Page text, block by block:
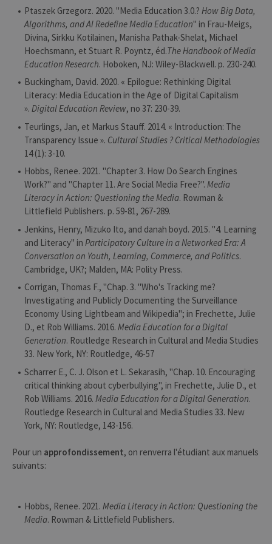
Ptaszek Grzegorz. 2020. "Media Education 3.0.? How Big Data,
Algorithms, and AI Redefine Media Education" in Frau-Meigs,
Divina, Sirkku Kotilainen, Manisha Pathak-Shelat, Michael
Hoechsmann, et Stuart R. Poyntz, éd.The Handbook of Media
Education Research. Hoboken, NJ: Wiley-Blackwell. p. 230-240.
Buckingham, David. 2020. « Epilogue: Rethinking Digital
Literacy: Media Education in the Age of Digital Capitalism
». Digital Education Review, no 37: 230-39.
Teurlings, Jan, et Markus Stauff. 2014. « Introduction: The
Transparency Issue ». Cultural Studies ? Critical Methodologies
14 (1): 3-10.
Hobbs, Renee. 2021. "Chapter 3. How Do Search Engines
Work?" and "Chapter 11. Are Social Media Free?". Media
Literacy in Action: Questioning the Media. Rowman &
Littlefield Publishers. p. 59-81, 267-289.
Jenkins, Henry, Mizuko Ito, and danah boyd. 2015. "4. Learning
and Literacy" in Participatory Culture in a Networked Era: A
Conversation on Youth, Learning, Commerce, and Politics.
Cambridge, UK?; Malden, MA: Polity Press.
Corrigan, Thomas F., "Chap. 3. "Who's Tracking me?
Investigating and Publicly Documenting the Surveillance
Economy Using Lightbeam and Wikipedia"; in Frechette, Julie
D., et Rob Williams. 2016. Media Education for a Digital
Generation. Routledge Research in Cultural and Media Studies
33. New York, NY: Routledge, 46-57
Scharrer E., C. J. Olson et L. Sekarasih, "Chap. 10. Encouraging
critical thinking about cyberbullying", in Frechette, Julie D., et
Rob Williams. 2016. Media Education for a Digital Generation.
Routledge Research in Cultural and Media Studies 33. New
York, NY: Routledge, 143-156.
Pour un approfondissement, on renverra l'étudiant aux manuels
suivants:
Hobbs, Renee. 2021. Media Literacy in Action: Questioning the
Media. Rowman & Littlefield Publishers.
Les cookies strictement nécessaires
habilitent des fonctionnalités de base
du site Web telles que la connexion des
utilisateurs et la gestion des comptes.
Le site Web ne peut pas être utilisé
strictement nécessaires.
Nom
Provider /
Domaine
JSESSIONID
Oracle
Corporation
Session
CookieScriptConsent
CookieScript
.uliege.be
1 an
jcms.prefs